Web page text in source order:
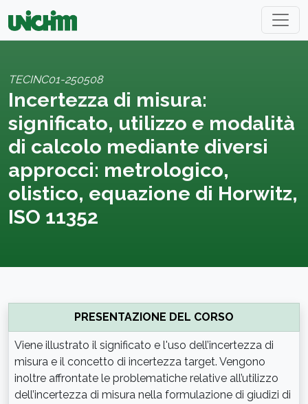
TECINC01-250508
Incertezza di misura:
significato, utilizzo e modalità
di calcolo mediante diversi
approcci: metrologico,
olistico, equazione di Horwitz,
ISO 11352
PRESENTAZIONE DEL CORSO
Viene illustrato il significato e l'uso dell’incertezza di
misura e il concetto di incertezza target. Vengono
inoltre affrontate le problematiche relative all’utilizzo
dell’incertezza di misura nella formulazione di giudizi di